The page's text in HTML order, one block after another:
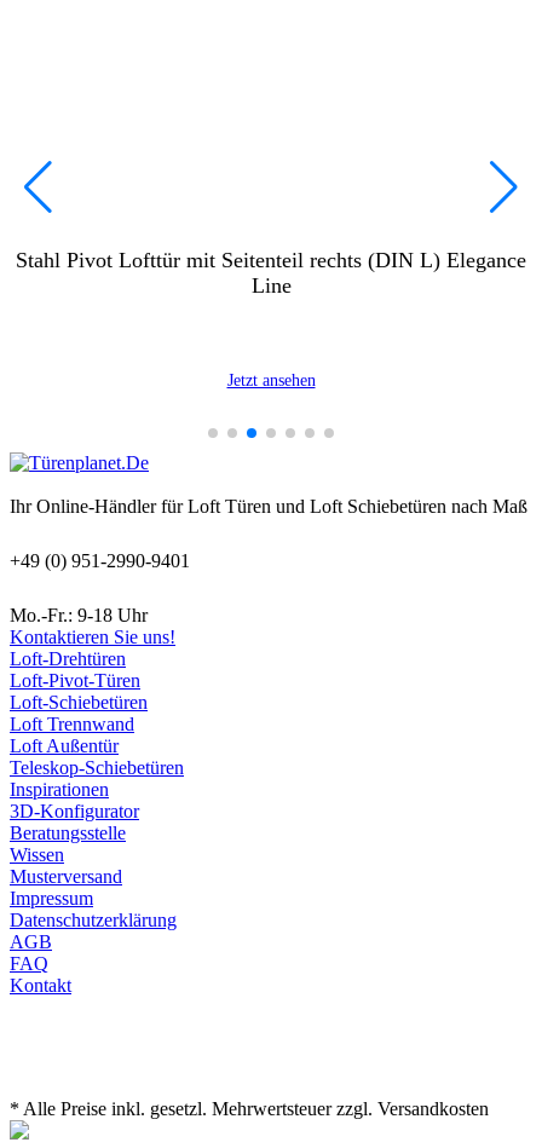
Stahl Pivot Lofttür mit Seitenteil rechts (DIN L) Elegance
Line
Jetzt ansehen
Ihr Online-Händler für Loft Türen und Loft Schiebetüren nach Maß
+49 (0) 951-2990-9401
Mo.-Fr.: 9-18 Uhr
Kontaktieren Sie uns!
Loft-Drehtüren
Loft-Pivot-Türen
Loft-Schiebetüren
Loft Trennwand
Loft Außentür
Teleskop-Schiebetüren
Inspirationen
3D-Konfigurator
Beratungsstelle
Wissen
Musterversand
Impressum
Datenschutzerklärung
AGB
FAQ
Kontakt
* Alle Preise inkl. gesetzl. Mehrwertsteuer zzgl. Versandkosten